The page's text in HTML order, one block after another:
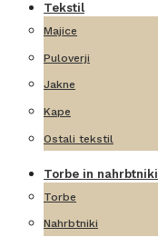
Tekstil
Majice
Puloverji
Jakne
Kape
Ostali tekstil
Torbe in nahrbtniki
Torbe
Nahrbtniki